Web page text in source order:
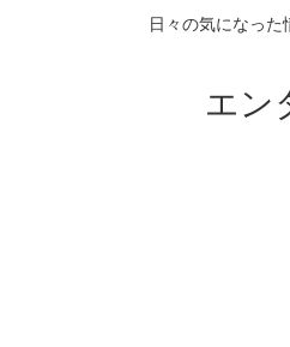
日々の気になった
エン